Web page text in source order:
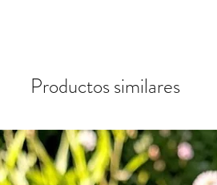
Productos similares